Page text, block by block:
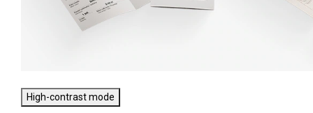
High-contrast mode